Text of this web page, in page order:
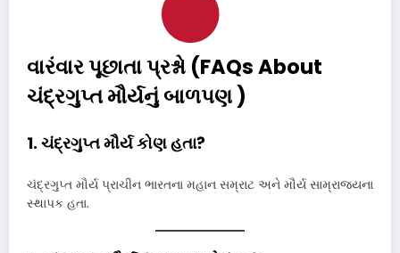
વારંવાર પૂછાતા પ્રશ્નો (FAQs About
ચંદ્રગુપ્ત મૌર્યનું બાળપણ )
1. ચંદ્રગુપ્ત મૌર્ય કોણ હતા?
ચંદ્રગુપ્ત મૌર્ય પ્રાચીન ભારતના મહાન સમ્રાટ અને મૌર્ય સામ્રાજ્યના
સ્થાપક હતા.